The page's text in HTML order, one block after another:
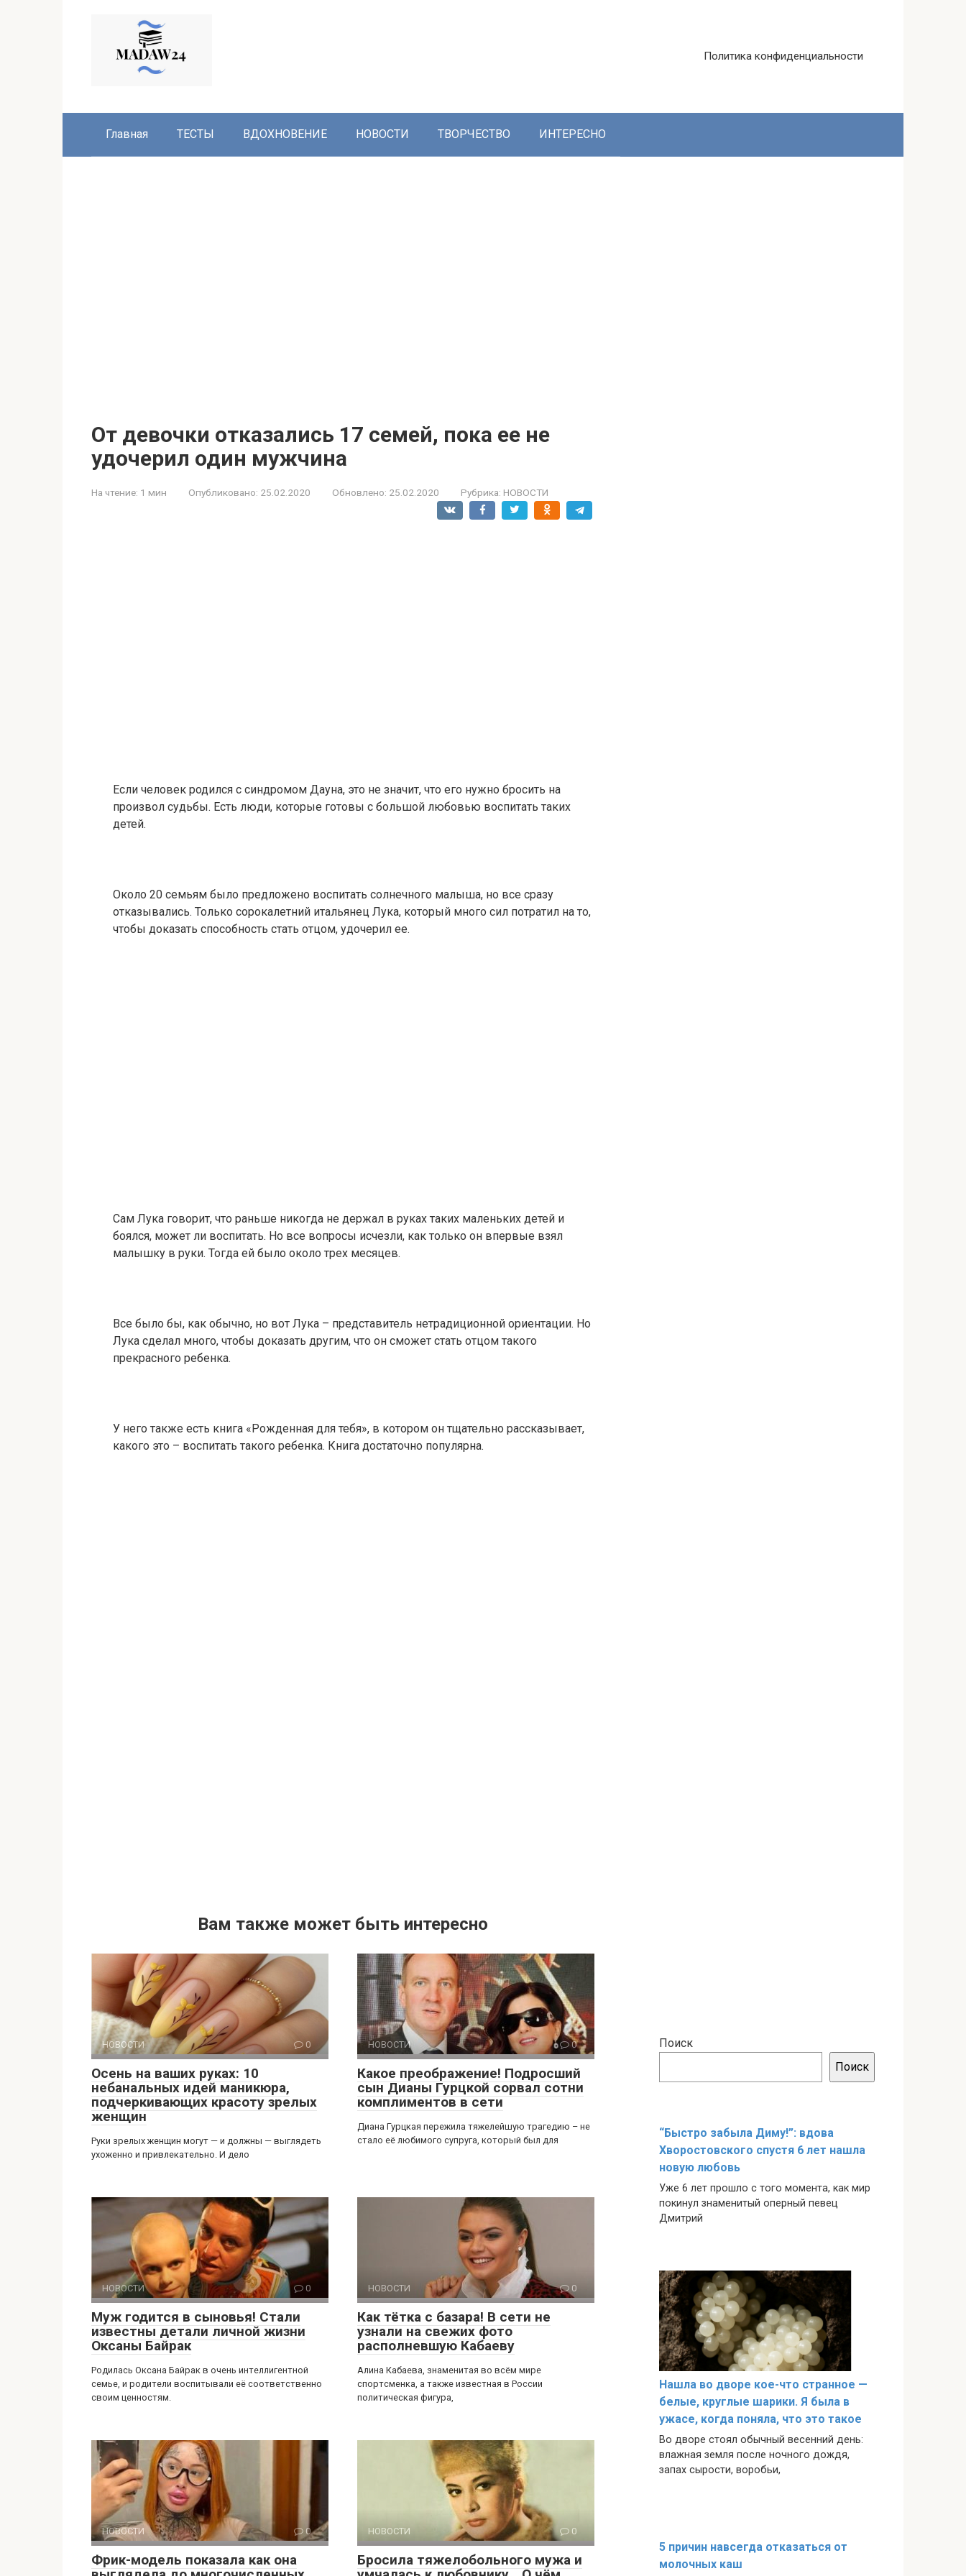
Политика конфиденциальности
Главная ТЕСТЫ ВДОХНОВЕНИЕ НОВОСТИ ТВОРЧЕСТВО ИНТЕРЕСНО
От девочки отказались 17 семей, пока ее не
удочерил один мужчина
На чтение: 1 мин Опубликовано: 25.02.2020 Обновлено: 25.02.2020 Рубрика: НОВОСТИ
Если человек родился с синдромом Дауна, это не значит, что его нужно бросить на
произвол судьбы. Есть люди, которые готовы с большой любовью воспитать таких
детей.
Около 20 семьям было предложено воспитать солнечного малыша, но все сразу
отказывались. Только сорокалетний итальянец Лука, который много сил потратил на то,
чтобы доказать способность стать отцом, удочерил ее.
Сам Лука говорит, что раньше никогда не держал в руках таких маленьких детей и
боялся, может ли воспитать. Но все вопросы исчезли, как только он впервые взял
малышку в руки. Тогда ей было около трех месяцев.
Все было бы, как обычно, но вот Лука – представитель нетрадиционной ориентации. Но
Лука сделал много, чтобы доказать другим, что он сможет стать отцом такого
прекрасного ребенка.
У него также есть книга «Рожденная для тебя», в котором он тщательно рассказывает,
какого это – воспитать такого ребенка. Книга достаточно популярна.
Вам также может быть интересно
НОВОСТИ 0
Осень на ваших руках: 10
небанальных идей маникюра,
подчеркивающих красоту зрелых
женщин
Руки зрелых женщин могут — и должны — выглядеть
ухоженно и привлекательно. И дело
НОВОСТИ 0
Какое преображение! Подросший
сын Дианы Гурцкой сорвал сотни
комплиментов в сети
Диана Гурцкая пережила тяжелейшую трагедию – не
стало её любимого супруга, который был для
НОВОСТИ 0
Муж годится в сыновья! Стали
известны детали личной жизни
Оксаны Байрак
Родилась Оксана Байрак в очень интеллигентной
семье, и родители воспитывали её соответственно
своим ценностям.
НОВОСТИ 0
Как тётка с базара! В сети не
узнали на свежих фото
располневшую Кабаеву
Алина Кабаева, знаменитая во всём мире
спортсменка, а также известная в России
политическая фигура,
НОВОСТИ 0
Фрик-модель показала как она
НОВОСТИ 0
Бросила тяжелобольного мужа и
Поиск
Поиск
“Быстро забыла Диму!”: вдова
Хворостовского спустя 6 лет нашла
новую любовь
Уже 6 лет прошло с того момента, как мир
покинул знаменитый оперный певец
Дмитрий
Нашла во дворе кое-что странное —
белые, круглые шарики. Я была в
ужасе, когда поняла, что это такое
Во дворе стоял обычный весенний день:
влажная земля после ночного дождя,
запах сырости, воробьи,
5 причин навсегда отказаться от
молочных каш